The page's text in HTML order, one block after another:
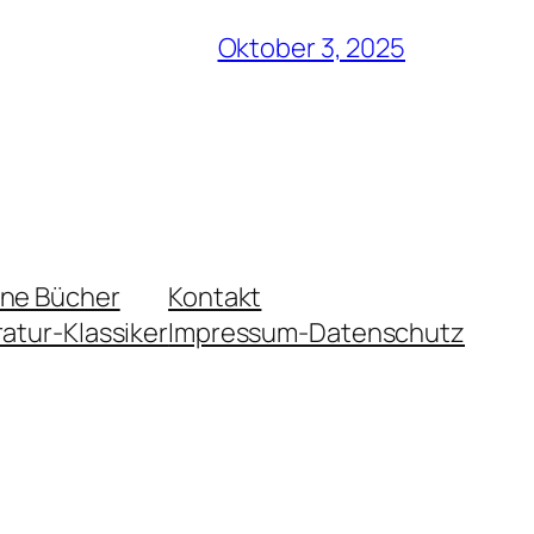
Oktober 3, 2025
Bücher
Klassiker
Kontakt
Impressum-Datenschutz